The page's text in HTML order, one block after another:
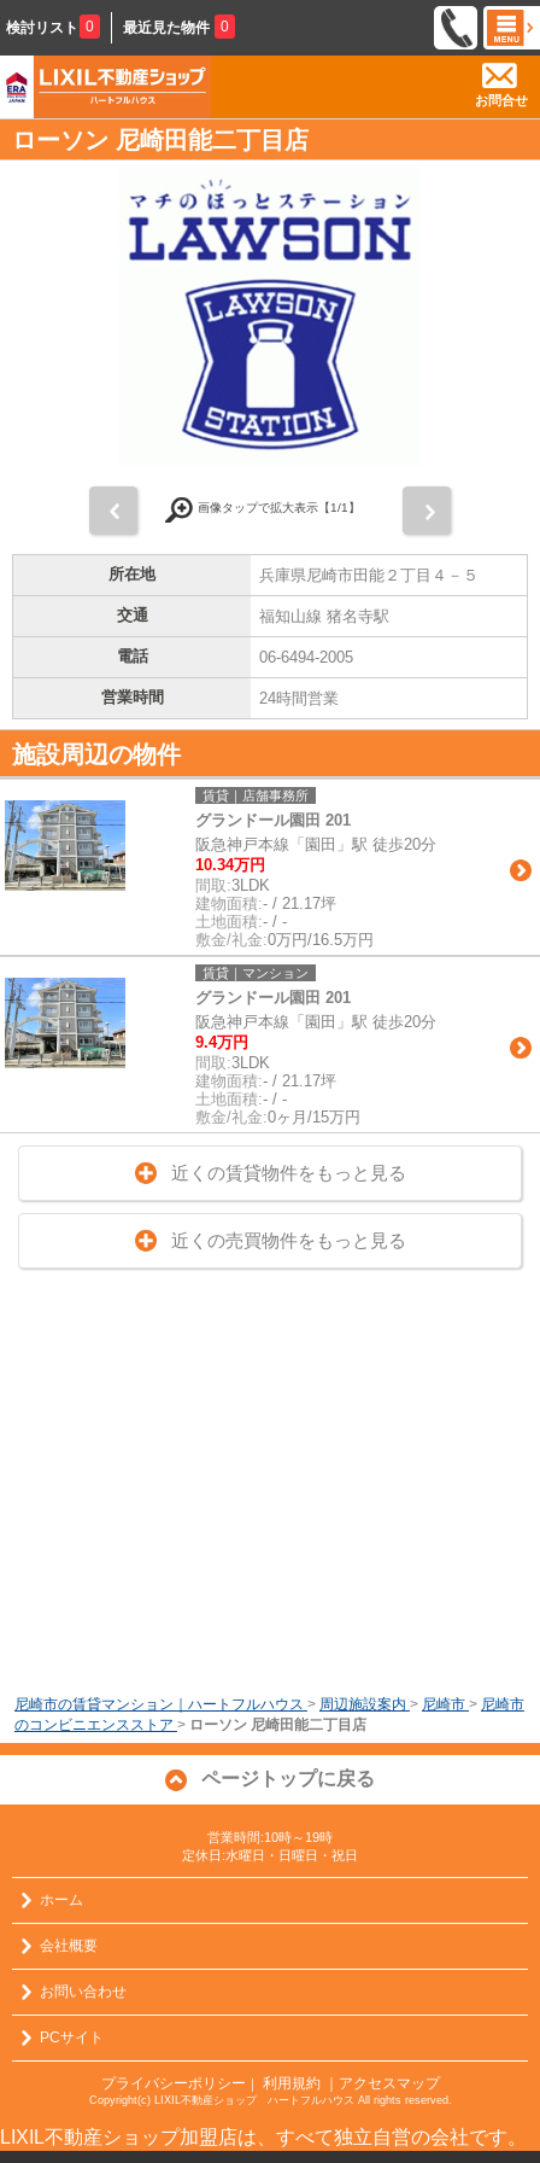
検討リスト 0 最近見た物件 0
お問合せ
ローソン 尼崎田能二丁目店
画像タップで拡大表示【1/1】
所在地 兵庫県尼崎市田能２丁目４－５
交通 福知山線 猪名寺駅
電話 06-6494-2005
営業時間 24時間営業
施設周辺の物件
賃貸｜店舗事務所
グランドール園田 201
阪急神戸本線「園田」駅 徒歩20分
10.34万円
間取:3LDK
建物面積:- / 21.17坪
土地面積:- / -
敷金/礼金:0万円/16.5万円
賃貸｜マンション
グランドール園田 201
阪急神戸本線「園田」駅 徒歩20分
9.4万円
間取:3LDK
建物面積:- / 21.17坪
土地面積:- / -
敷金/礼金:0ヶ月/15万円
近くの賃貸物件をもっと見る
近くの売買物件をもっと見る
尼崎市の賃貸マンション｜ハートフルハウス > 周辺施設案内 > 尼崎市 > 尼崎市
のコンビニエンスストア > ローソン 尼崎田能二丁目店
ページトップに戻る
営業時間:10時～19時
定休日:水曜日・日曜日・祝日
ホーム
会社概要
お問い合わせ
PCサイト
プライバシーポリシー ｜ 利用規約 ｜アクセスマップ
Copyright(c) LIXIL不動産ショップ ハートフルハウス All rights reserved.
LIXIL不動産ショップ加盟店は、すべて独立自営の会社です。